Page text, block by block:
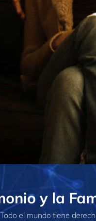
y la
el mundo tiene